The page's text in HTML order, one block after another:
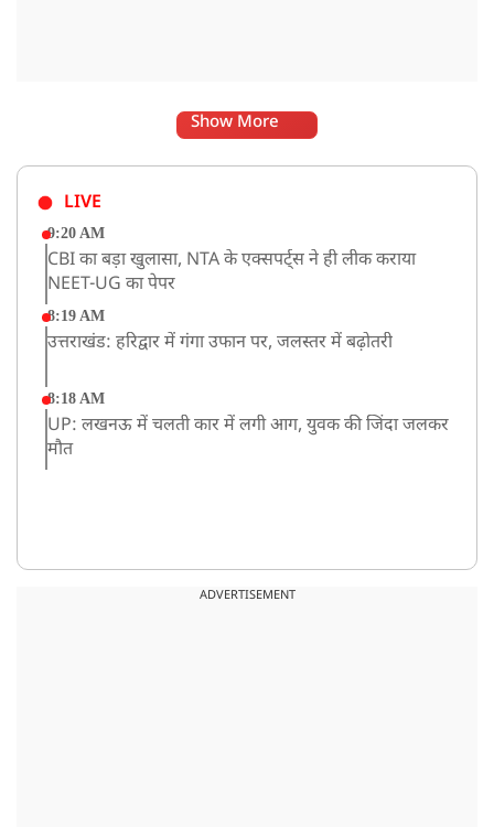
Show More
LIVE
9:20 AM
CBI का बड़ा खुलासा, NTA के एक्सपर्ट्स ने ही लीक कराया
NEET-UG का पेपर
8:19 AM
उत्तराखंड: हरिद्वार में गंगा उफान पर, जलस्तर में बढ़ोतरी
8:18 AM
UP: लखनऊ में चलती कार में लगी आग, युवक की जिंदा जलकर
मौत
ADVERTISEMENT